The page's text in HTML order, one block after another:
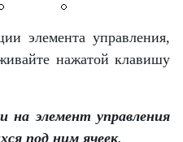
элемента управления,
нажатой клавишу
элемент управления
под ним ячеек.